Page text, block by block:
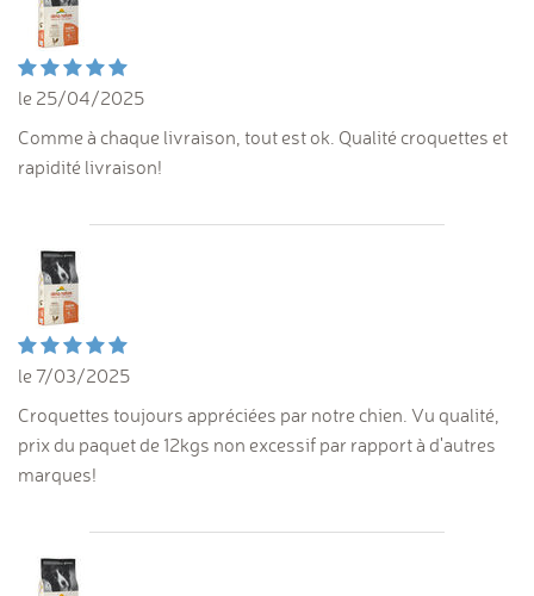
le 25/04/2025
Comme à chaque livraison, tout est ok. Qualité croquettes et
rapidité livraison!
le 7/03/2025
Croquettes toujours appréciées par notre chien. Vu qualité,
prix du paquet de 12kgs non excessif par rapport à d'autres
marques!